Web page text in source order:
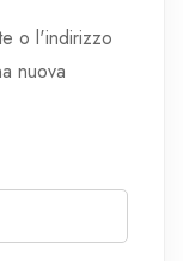
o l'indirizzo
nuova